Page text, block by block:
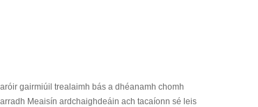
gairmiúil trealaimh bás a dhéanamh chomh
Meaisín ardchaighdeáin ach tacaíonn sé leis